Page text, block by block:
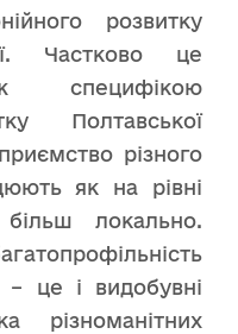
розвитку
Частково це
специфікою
Полтавської
різного
як на рівні
локально.
– це і видобувні
різноманітних